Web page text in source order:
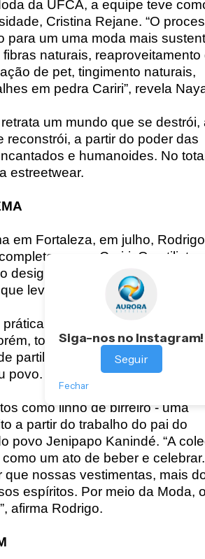
da UFCA, a equipe teve
Cristina Rejane. “O
para um uma moda mais
naturais, reaproveitamento
de pet, tingimento naturais,
em pedra Cariri”, revela
um mundo que se destrói,
reconstrói, a partir do poder das
e humanoides. No
estreetwear.
em Fortaleza, em julho, Rodrigo
para o Cariri. O estilista
design de moda e as pinturas da
leva o nome de seu povo.
ritualística do Povo
todos bebem da bebida
partilha e conexão com a
povo.
como linho de birreiro - uma
a partir do trabalho do pai do
povo Jenipapo Kanindé. “A
um ato de beber e celebrar.
nossas vestimentas, mais
espíritos. Por meio da Moda, o
afirma Rodrigo.
Siga-nos no Instagram!
Seguir
Fechar